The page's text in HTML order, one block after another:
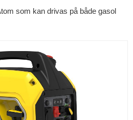
som kan drivas på både gasol